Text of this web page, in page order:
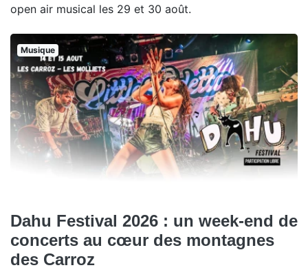
open air musical les 29 et 30 août.
Musique
Dahu Festival 2026 : un week-end de
concerts au cœur des montagnes
des Carroz